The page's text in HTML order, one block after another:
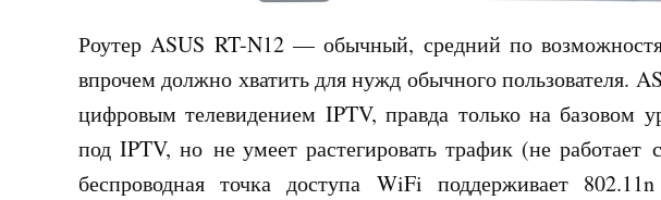
Роутер ASUS RT-N12 — обычный, средний по
впрочем должно хватить для нужд обычного пользователя.
цифровым телевидением IPTV, правда только на базовом
под IPTV, но не умеет растегировать трафик (не
беспроводная точка доступа WiFi поддерживает